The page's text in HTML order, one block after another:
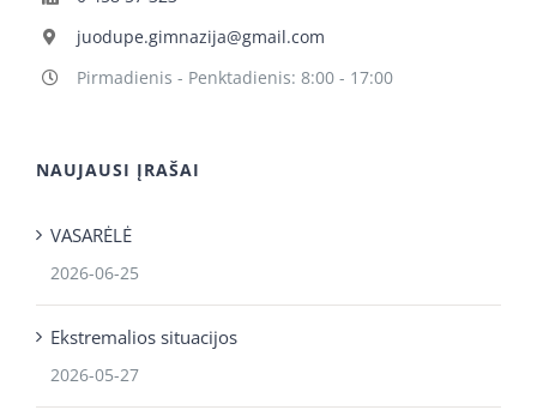
juodupe.gimnazija@gmail.com
Pirmadienis - Penktadienis: 8:00 - 17:00
NAUJAUSI ĮRAŠAI
VASARĖLĖ
2026-06-25
Ekstremalios situacijos
2026-05-27